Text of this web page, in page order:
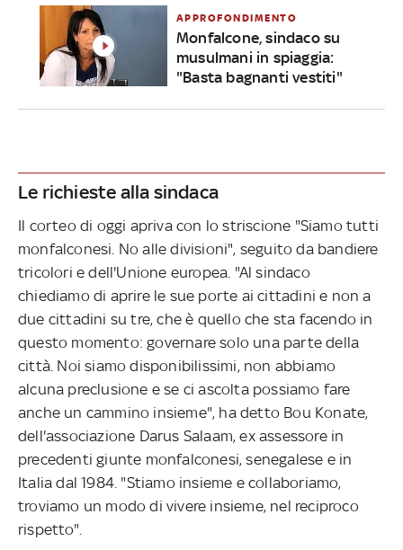
APPROFONDIMENTO
Monfalcone, sindaco su
musulmani in spiaggia:
"Basta bagnanti vestiti"
Le richieste alla sindaca
Il corteo di oggi apriva con lo striscione "Siamo tutti
monfalconesi. No alle divisioni", seguito da bandiere
tricolori e dell'Unione europea. "Al sindaco
chiediamo di aprire le sue porte ai cittadini e non a
due cittadini su tre, che è quello che sta facendo in
questo momento: governare solo una parte della
città. Noi siamo disponibilissimi, non abbiamo
alcuna preclusione e se ci ascolta possiamo fare
anche un cammino insieme", ha detto Bou Konate,
dell'associazione Darus Salaam, ex assessore in
precedenti giunte monfalconesi, senegalese e in
Italia dal 1984. "Stiamo insieme e collaboriamo,
troviamo un modo di vivere insieme, nel reciproco
rispetto".